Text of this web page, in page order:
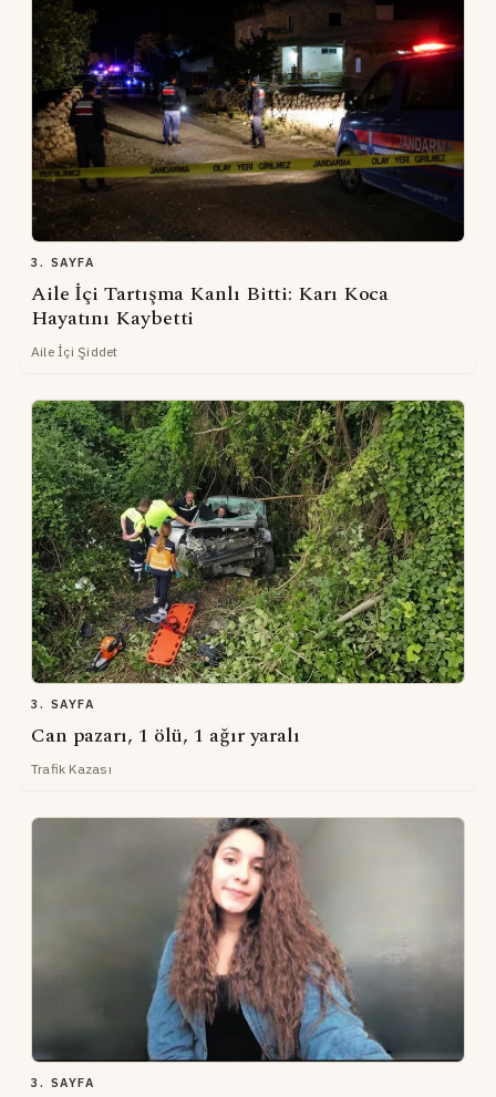
3. SAYFA
Aile İçi Tartışma Kanlı Bitti: Karı Koca
Hayatını Kaybetti
Aile İçi Şiddet
3. SAYFA
Can pazarı, 1 ölü, 1 ağır yaralı
Trafik Kazası
3. SAYFA